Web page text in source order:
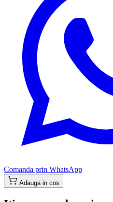
Comanda prin WhatsApp
Adauga in cos